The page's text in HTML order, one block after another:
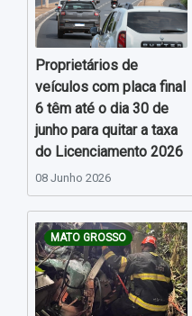
Proprietários de
veículos com placa final
6 têm até o dia 30 de
junho para quitar a taxa
do Licenciamento 2026
08 Junho 2026
MATO GROSSO